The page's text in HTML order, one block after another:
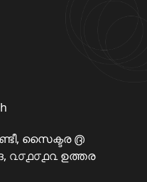
സൈക്ടര ൫
൨൦൧൦൧൨ ഉത്തര